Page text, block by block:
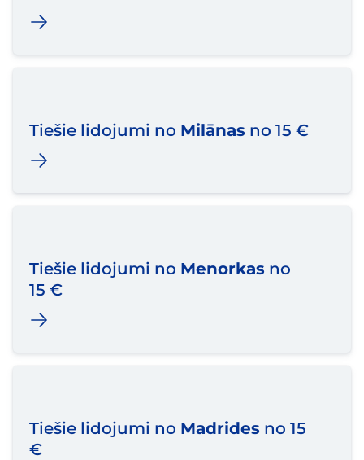
Tiešie lidojumi no Milānas no 15 €
Tiešie lidojumi no Menorkas no
15 €
Tiešie lidojumi no Madrides no 15
€